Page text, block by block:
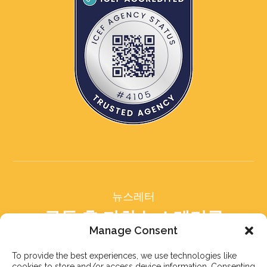
Manage Consent
To provide the best experiences, we use technologies like
뉴스레터
구독 후 저희 뉴스레터를
받아보세요